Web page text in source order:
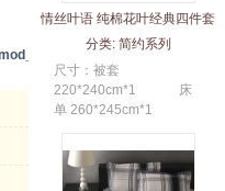
情丝叶语 纯棉花叶经典四件套
分类: 简约系列
尺寸：被套
220*240cm*1 床
单 260*245cm*1
适合...